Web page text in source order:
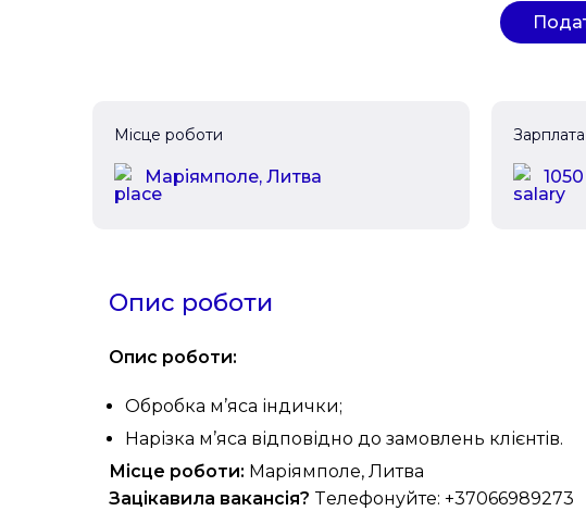
Місце роботи
Маріямполе, Литва
Зарплата
Опис роботи
Опис роботи:
Обробка м’яса індички;
Нарізка м’яса відповідно до замовлень клієнтів.
Місце роботи: Маріямполе, Литва
Зацікавила вакансія? Tелефонуйте: +37066989273